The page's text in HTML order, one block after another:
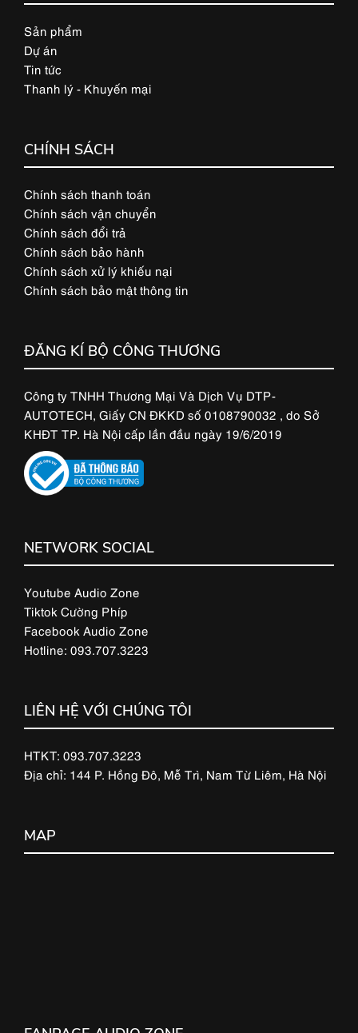
Sản phẩm
Dự án
Tin tức
Thanh lý - Khuyến mại
CHÍNH SÁCH
Chính sách thanh toán
Chính sách vận chuyển
Chính sách đổi trả
Chính sách bảo hành
Chính sách xử lý khiếu nại
Chính sách bảo mật thông tin
ĐĂNG KÍ BỘ CÔNG THƯƠNG
Công ty TNHH Thương Mại Và Dịch Vụ DTP-
AUTOTECH, Giấy CN ĐKKD số 0108790032 , do Sở
KHĐT TP. Hà Nội cấp lần đầu ngày 19/6/2019
NETWORK SOCIAL
Youtube Audio Zone
Tiktok Cường Phíp
Facebook Audio Zone
Hotline: 093.707.3223
LIÊN HỆ VỚI CHÚNG TÔI
HTKT: 093.707.3223
Địa chỉ: 144 P. Hồng Đô, Mễ Trì, Nam Từ Liêm, Hà Nội
MAP